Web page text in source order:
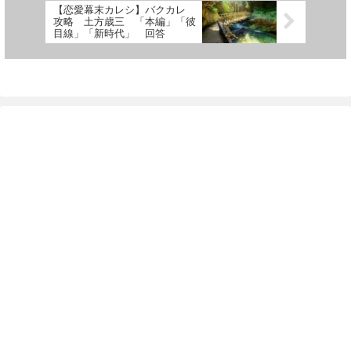
【恋愛幕末カレシ】バクカレ
攻略 土方歳三 「本編」「彼
目線」「新時代」 回答